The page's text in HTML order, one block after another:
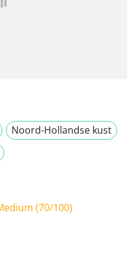
Noord-Hollandse kust
(70/100)